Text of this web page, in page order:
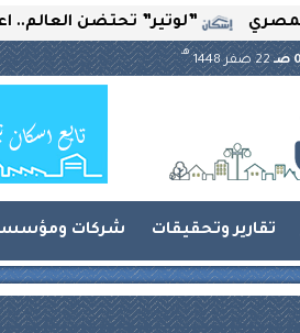
”لوتير” تحتضن العالم.. اعرف
22 صفر 1448
هـ
تقارير وتحقيقات شركات